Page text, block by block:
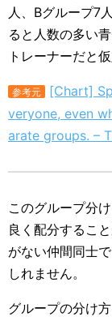
人、Bグループ7
ると人数の多い
トレーナーだと
参考元
[Chart]
veryone, even
arate groups. –
このグループ分
良く配分するこ
がない仲間同士
しれません。
グループの分け